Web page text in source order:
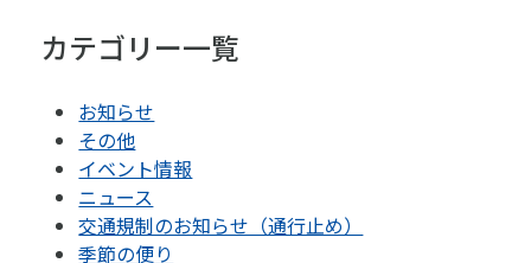
カテゴリー一覧
お知らせ
その他
イベント情報
ニュース
交通規制のお知らせ（通行止め）
季節の便り